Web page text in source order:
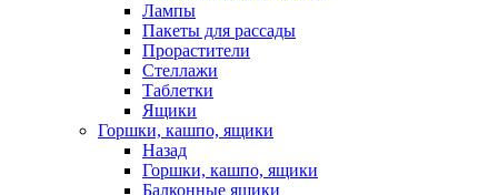
Лампы
Пакеты для рассады
Прорастители
Стеллажи
Таблетки
Ящики
Горшки, кашпо, ящики
Назад
Горшки, кашпо, ящики
Балконные ящики